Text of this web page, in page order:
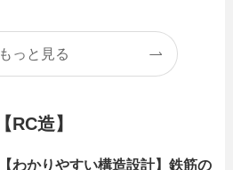
もっと見る
【RC造】
【わかりやすい構造設計】鉄筋の